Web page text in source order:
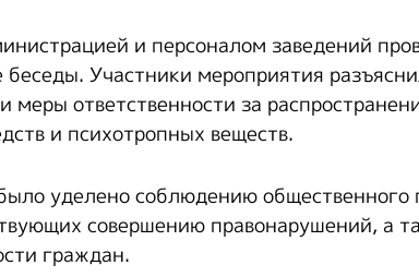
и персоналом заведений
Участники мероприятия
меры ответственности за
и психотропных веществ.
уделено соблюдению общественного
совершению правонарушений, а
граждан.